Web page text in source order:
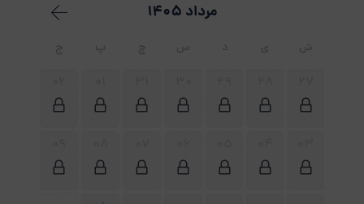
مرداد 1405
ش ی د س چ پ ج